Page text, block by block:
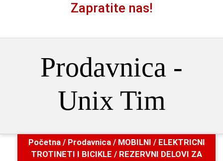
Zapratite nas!
Prodavnica -
Unix Tim
Početna/ Prodavnica/ MOBILNI / ELEKTRICNI
TROTINETI I BICIKLE / REZERVNI DELOVI ZA